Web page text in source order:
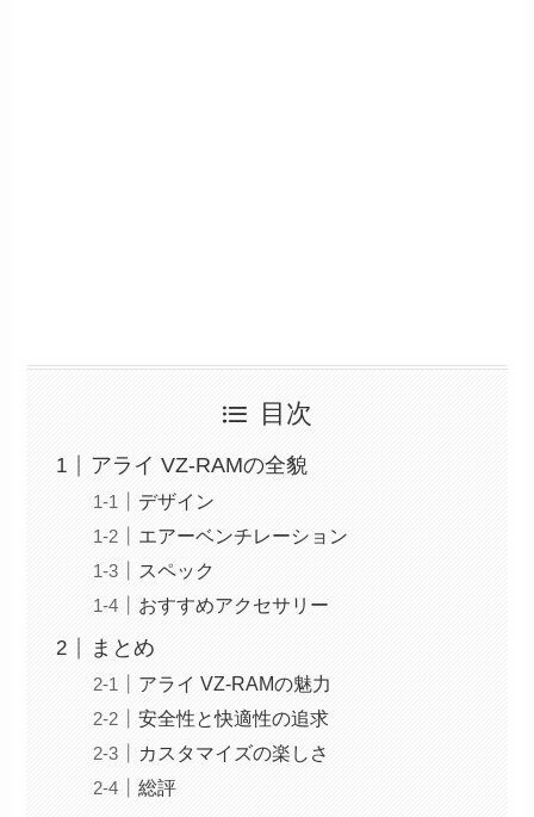
目次
アライ VZ-RAMの全貌
デザイン
エアーベンチレーション
スペック
おすすめアクセサリー
まとめ
アライ VZ-RAMの魅力
安全性と快適性の追求
カスタマイズの楽しさ
総評